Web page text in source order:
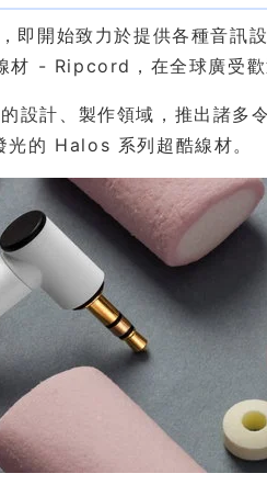
開始致力於提供各種音訊
材 - Ripcord，在全球廣受歡
計、製作領域，推出諸多
的 Halos 系列超酷線材。